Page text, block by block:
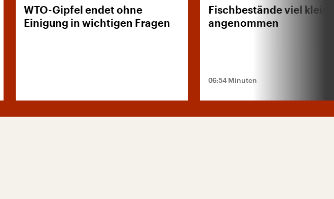
WTO-Gipfel endet ohne
Einigung in wichtigen Fragen
Fischbestände viel
angenommen
06:54 Minuten